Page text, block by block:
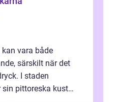
vara både
särskilt när det
I staden
pittoreska kust